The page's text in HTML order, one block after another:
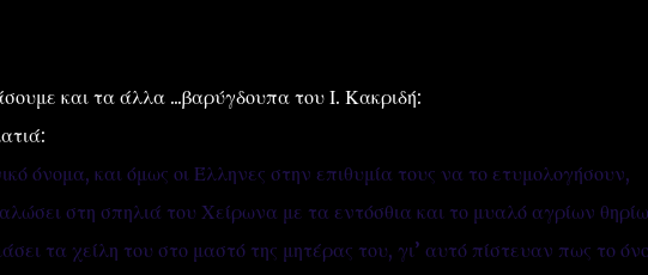
και τα άλλα ...βαρύγδουπα του Ι. Κακριδή:
όνομα, και όμως οι Έλληνες στην επιθυμία τους να το ετυμολογήσουν,
στη σπηλιά του Χείρωνα με τα εντόσθια και το μυαλό αγρίων
τα χείλη του στο μαστό της μητέρας του, γι’ αυτό πίστευαν πως το